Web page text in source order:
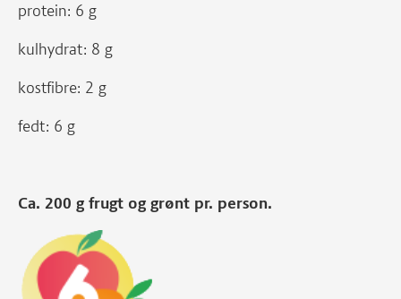
protein: 6 g
kulhydrat: 8 g
kostfibre: 2 g
fedt: 6 g
Ca. 200 g frugt og grønt pr. person.